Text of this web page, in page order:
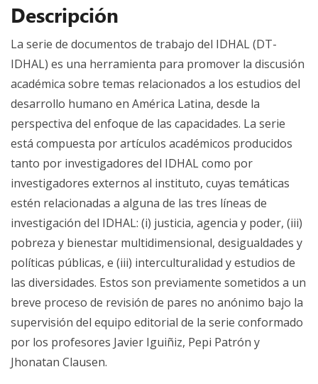
Descripción
La serie de documentos de trabajo del IDHAL (DT-
IDHAL) es una herramienta para promover la discusión
académica sobre temas relacionados a los estudios del
desarrollo humano en América Latina, desde la
perspectiva del enfoque de las capacidades. La serie
está compuesta por artículos académicos producidos
tanto por investigadores del IDHAL como por
investigadores externos al instituto, cuyas temáticas
estén relacionadas a alguna de las tres líneas de
investigación del IDHAL: (i) justicia, agencia y poder, (iii)
pobreza y bienestar multidimensional, desigualdades y
políticas públicas, e (iii) interculturalidad y estudios de
las diversidades. Estos son previamente sometidos a un
breve proceso de revisión de pares no anónimo bajo la
supervisión del equipo editorial de la serie conformado
por los profesores Javier Iguiñiz, Pepi Patrón y
Jhonatan Clausen.